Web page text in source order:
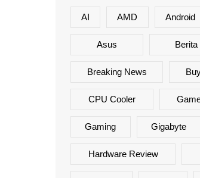
AI AMD Android
Asus Berita
Breaking News
CPU Cooler
Gaming Gigabyte
Hardware Review